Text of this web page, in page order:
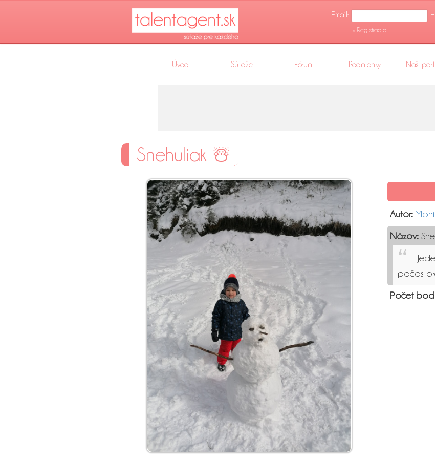
Email:
» Registrácia
Úvod Súťaže Fórum Podmienky Naši
Snehuliak ☃️
Autor:
Názov:
počas
Počet